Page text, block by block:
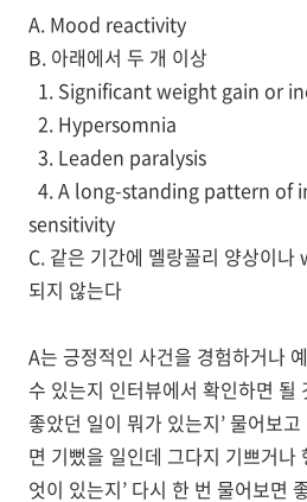
A. Mood reactivity
B. 아래에서 두 개 이상
1. Significant weight gain or
2. Hypersomnia
3. Leaden paralysis
4. A long-standing pattern of
sensitivity
C. 같은 기간에 멜랑꼴리 양상이나
되지 않는다
A는 긍정적인 사건을 경험하거나
수 있는지 인터뷰에서 확인하면 될
좋았던 일이 뭐가 있는지’물어보고
면 기뻤을 일인데 그다지 기쁘거나
엇이 있는지’ 다시 한 번 물어보면